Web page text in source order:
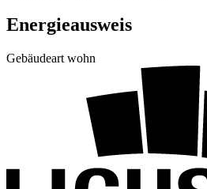
Energieausweis
Gebäudeart wohn